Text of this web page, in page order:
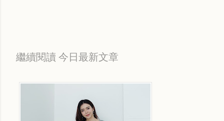
繼續閱讀 今日最新文章